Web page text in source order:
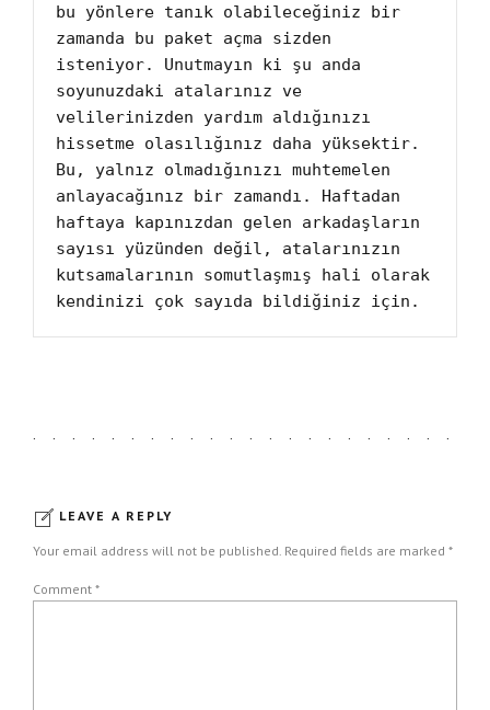
bu yönlere tanık olabileceğiniz bir
zamanda bu paket açma sizden
isteniyor. Unutmayın ki şu anda
soyunuzdaki atalarınız ve
velilerinizden yardım aldığınızı
hissetme olasılığınız daha yüksektir.
Bu, yalnız olmadığınızı muhtemelen
anlayacağınız bir zamandı. Haftadan
haftaya kapınızdan gelen arkadaşların
sayısı yüzünden değil, atalarınızın
kutsamalarının somutlaşmış hali olarak
kendinizi çok sayıda bildiğiniz için.
LEAVE A REPLY
Your email address will not be published. Required fields are marked *
Comment *